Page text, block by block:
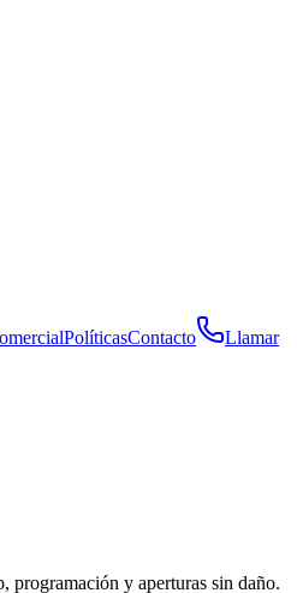
PolíticasContacto
Llamar